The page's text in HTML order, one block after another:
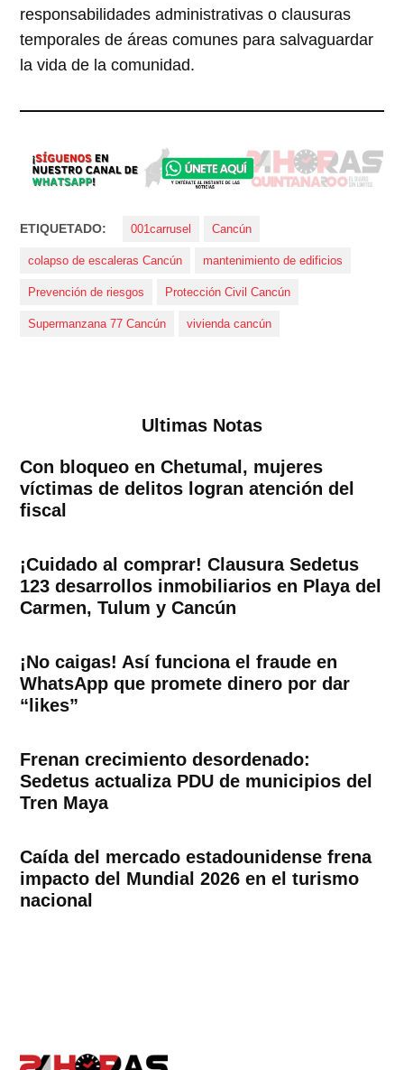
responsabilidades administrativas o clausuras
temporales de áreas comunes para salvaguardar
la vida de la comunidad.
ETIQUETADO: 001carrusel Cancún
colapso de escaleras Cancún mantenimiento de edificios
Prevención de riesgos Protección Civil Cancún
Supermanzana 77 Cancún vivienda cancún
Ultimas Notas
Con bloqueo en Chetumal, mujeres
víctimas de delitos logran atención del
fiscal
¡Cuidado al comprar! Clausura Sedetus
123 desarrollos inmobiliarios en Playa del
Carmen, Tulum y Cancún
¡No caigas! Así funciona el fraude en
WhatsApp que promete dinero por dar
“likes”
Frenan crecimiento desordenado:
Sedetus actualiza PDU de municipios del
Tren Maya
Caída del mercado estadounidense frena
impacto del Mundial 2026 en el turismo
nacional